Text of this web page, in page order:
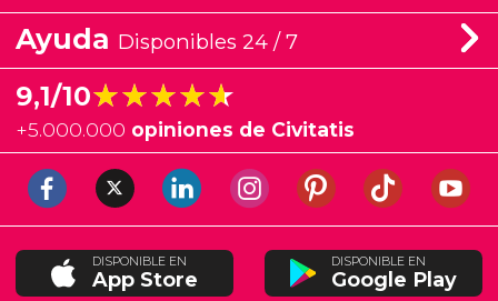
Ayuda Disponibles 24 / 7
9,1/10★★★★★
★★★★★
+5.000.000 opiniones de Civitatis
DISPONIBLE EN
App Store
DISPONIBLE EN
Google Play